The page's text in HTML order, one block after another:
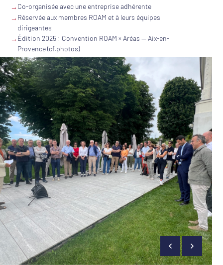
→ Co-organisée avec une entreprise adhérente
→ Réservée aux membres ROAM et à leurs équipes
dirigeantes
→ Édition 2025 : Convention ROAM × Aréas — Aix-en-
Provence (cf.photos)